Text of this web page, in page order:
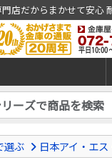
店だからまかせて安心
選ぶ 日本アイ・エス